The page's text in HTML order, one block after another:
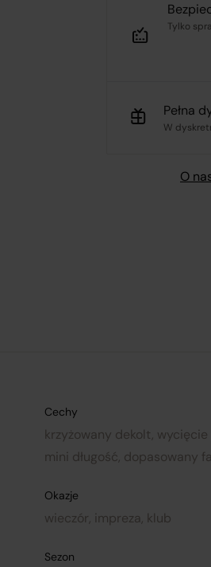
Tylko
Pełna
W
O
Cechy
krzyżowany dekolt,
mini długość, dopasowany
Okazje
wieczór, impreza, klub
Sezon
platformę handlową,
ograniczoną
umowy sprzedaży
współpracujący z
niej w celu oferowania